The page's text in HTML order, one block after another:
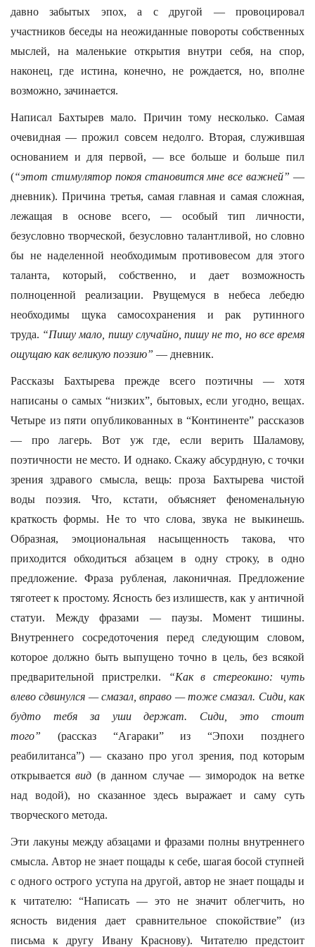
давно забытых эпох, а с другой — провоцировал
участников беседы на неожиданные повороты собственных
мыслей, на маленькие открытия внутри себя, на спор,
наконец, где истина, конечно, не рождается, но, вполне
возможно, зачинается.
Написал Бахтырев мало. Причин тому несколько. Самая
очевидная — прожил совсем недолго. Вторая, служившая
основанием и для первой, — все больше и больше пил
(“этот стимулятор покоя становится мне все важней” —
дневник). Причина третья, самая главная и самая сложная,
лежащая в основе всего, — особый тип личности,
безусловно творческой, безусловно талантливой, но словно
бы не наделенной необходимым противовесом для этого
таланта, который, собственно, и дает возможность
полноценной реализации. Рвущемуся в небеса лебедю
необходимы щука самосохранения и рак рутинного
труда. “Пишу мало, пишу случайно, пишу не то, но все время
ощущаю как великую поэзию” — дневник.
Рассказы Бахтырева прежде всего поэтичны — хотя
написаны о самых “низких”, бытовых, если угодно, вещах.
Четыре из пяти опубликованных в “Континенте” рассказов
— про лагерь. Вот уж где, если верить Шаламову,
поэтичности не место. И однако. Скажу абсурдную, с точки
зрения здравого смысла, вещь: проза Бахтырева чистой
воды поэзия. Что, кстати, объясняет феноменальную
краткость формы. Не то что слова, звука не выкинешь.
Образная, эмоциональная насыщенность такова, что
приходится обходиться абзацем в одну строку, в одно
предложение. Фраза рубленая, лаконичная. Предложение
тяготеет к простому. Ясность без излишеств, как у античной
статуи. Между фразами — паузы. Момент тишины.
Внутреннего сосредоточения перед следующим словом,
которое должно быть выпущено точно в цель, без всякой
предварительной пристрелки.
“Как в стереокино: чуть
влево сдвинулся — смазал, вправо — тоже смазал. Сиди, как
будто тебя за уши держат. Сиди, это стоит
того” (рассказ “Агараки” из “Эпохи позднего
реабилитанса”) — сказано про угол зрения, под которым
открываетсявид (в данном случае — зимородок на ветке
над водой), но сказанное здесь выражает и саму суть
творческого метода.
Эти лакуны между абзацами и фразами полны внутреннего
смысла. Автор не знает пощады к себе, шагая босой ступней
с одного острого уступа на другой, автор не знает пощады и
к читателю: “Написать — это не значит облегчить, но
ясность видения дает сравнительное спокойствие” (из
письма к другу Ивану Краснову). Читателю предстоит